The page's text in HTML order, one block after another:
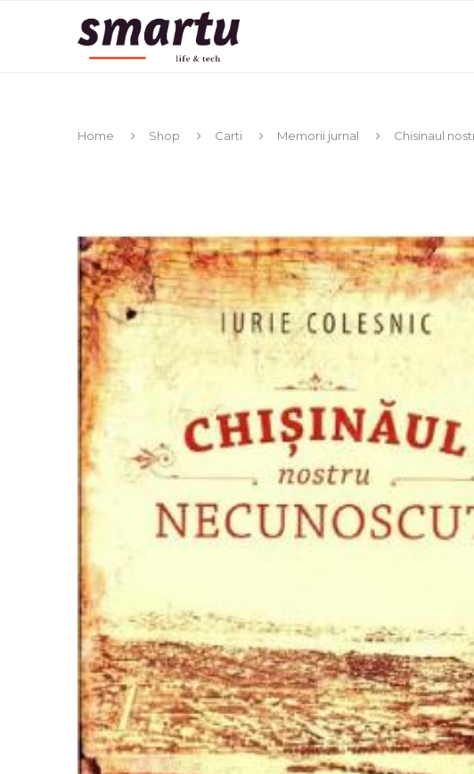
Home Shop Carti Memorii jurnal Chisinaul